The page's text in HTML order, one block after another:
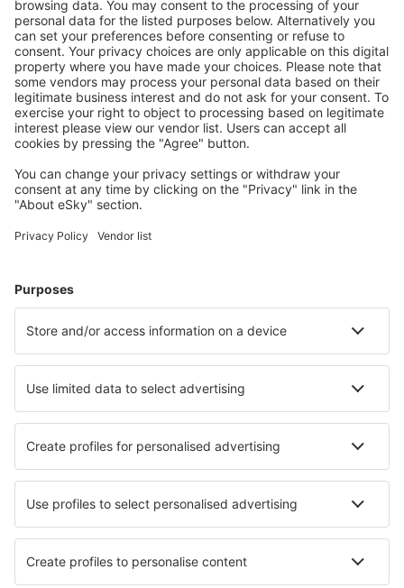
Boa Vista Atlas Brasil Cantanhede (BVB)
Balsas Airport (BSS)
Barcelos Airport (BAZ)
Barra Do Garcas Airport (BPG)
Barreirinhas Airport (BRB)
Campos dos Goytacazes Airport (CAW)
Bauru Arealva (JTC)
Bom Jesus da Lapa Airport (LAZ)
Bonito Airport (BYO)
Borba Airport (RBB)
Vilhena Brigadeiro Camarão (BVH)
Cabo Frio Airport (CFB)
Cajazeiras Pedro Vieira Moreira (CJZ)